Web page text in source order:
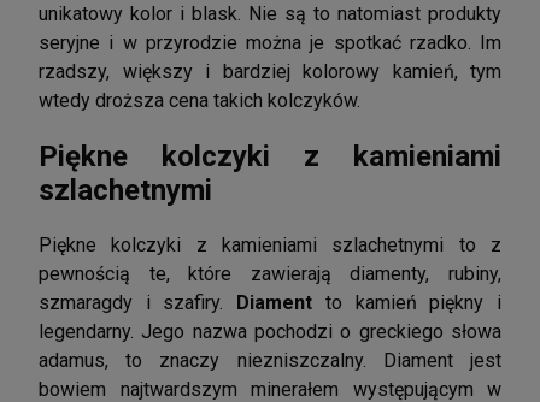
unikatowy kolor i blask. Nie są to natomiast produkty
seryjne i w przyrodzie można je spotkać rzadko. Im
rzadszy, większy i bardziej kolorowy kamień, tym
wtedy droższa cena takich kolczyków.
Piękne kolczyki z kamieniami
szlachetnymi
Piękne kolczyki z kamieniami szlachetnymi to z
pewnością te, które zawierają diamenty, rubiny,
szmaragdy i szafiry. Diament to kamień piękny i
legendarny. Jego nazwa pochodzi o greckiego słowa
adamus, to znaczy niezniszczalny. Diament jest
bowiem najtwardszym minerałem występującym w